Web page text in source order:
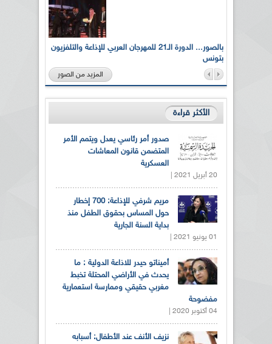
بالصور... الدورة الـ21 للمهرجان العربي للإذاعة والتلفزيون
بتونس
المزيد من الصور
الأكثر قراءة
صدور أمر رئاسي يعدل ويتمم الأمر
المتضمن قانون المعاشات
العسكرية
20 أبريل 2021 |
مريم شرفي للإذاعة: 700 إخطار
حول المساس بحقوق الطفل منذ
بداية السنة الجارية
01 يونيو 2021 |
أميناتو حيدر للاذاعة الدولية : ما
يحدث في الأراضي المحتلة تخبط
مغربي حقيقي وممارسة استعمارية
مفضوحة
04 أكتوبر 2020 |
نزيف الأنف عند الأطفال: أسبابه